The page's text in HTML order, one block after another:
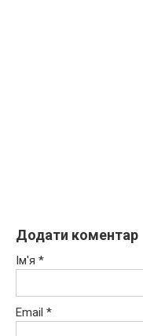
Додати коментар
Ім'я *
Email *